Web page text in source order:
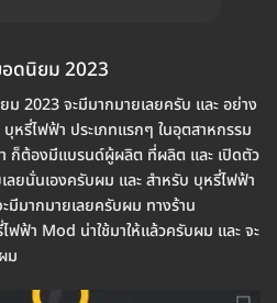
ดนิยม 2023
2023 จะมีมากมายเลยครับ และ อย่าง
หรี่ไฟฟ้า ประเภทแรกๆ ในอุตสาหกรรม
ก็ต้องมีแบรนด์ผู้ผลิต ที่ผลิต และ เปิดตัว
ยนั่นเองครับผม และ สำหรับ บุหรี่ไฟฟ้า
มากมายเลยครับผม ทางร้าน
ฟฟ้า Mod น่าใช้มาให้แล้วครับผม และ จะ
ม